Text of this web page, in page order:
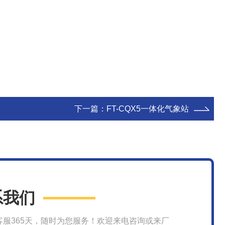
下一篇： FT-CQX5一体化气象站
们
服365天，随时为您服务！欢迎来电咨询或来厂